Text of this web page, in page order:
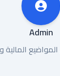
Admin
المالية